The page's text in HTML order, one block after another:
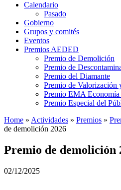
Calendario
Pasado
Gobierno
Grupos y comités
Eventos
Premios AEDED
Premio de Demolición
Premio de
Premio del Diamante
Premio de Valorización
Premio EMA
Premio Especial del
Home » Actividades » Premios »
de demolición 2026
Premio de demolición
02/12/2025